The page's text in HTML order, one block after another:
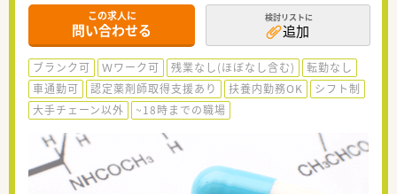
この求人に
問い合わせる
検討リストに
追加
ブランク可 Ｗワーク可 残業なし(ほぼなし含む)
転勤なし
車通勤可
認定薬剤師取得支援あり 扶養内勤務OK
シフト制
大手チェーン以外
~18時までの職場